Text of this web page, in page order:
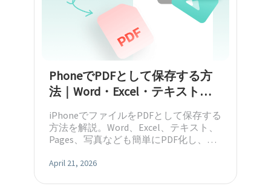
PhoneでPDFとして保存する方
法｜Word・Excel・テキスト対
iPhoneでファイルをPDFとして保存する
方法を解説。Word、Excel、テキスト、
Pages、写真なども簡単にPDF化し、保
April 21, 2026